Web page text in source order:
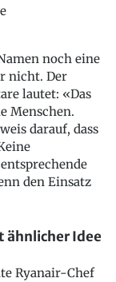
noch eine
nicht. Der
lautet: «Das
Menschen.
darauf, dass
den Einsatz
ähnlicher Idee
Ryanair-Chef